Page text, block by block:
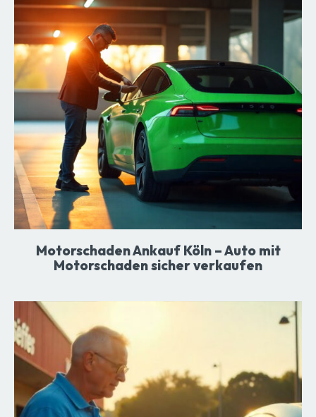
Motorschaden Ankauf Köln – Auto mit
Motorschaden sicher verkaufen